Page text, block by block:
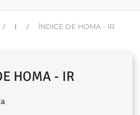
I ÍNDICE DE HOMA - IR
HOMA - IR